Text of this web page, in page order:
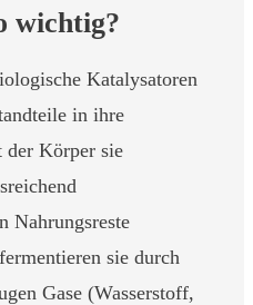
wichtig?
Katalysatoren
in ihre
der Körper sie
Nahrungsreste
sie durch
Gase (Wasserstoff,